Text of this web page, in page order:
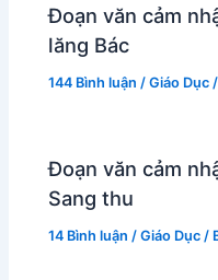
Đoạn văn cảm
lăng Bác
144 Bình luận /Giáo Dục
Đoạn văn cảm
Sang thu
14 Bình luận /Giáo Dục /